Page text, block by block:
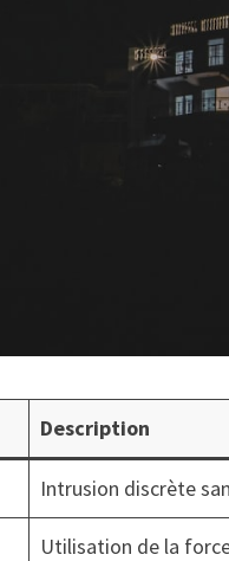
Description
Intrusion discrète
Utilisation de la